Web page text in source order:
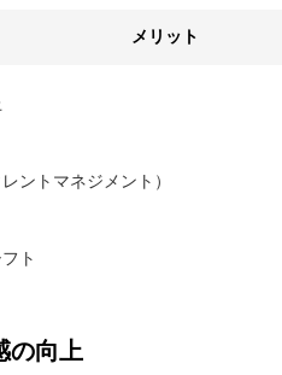
メリット
ントマネジメント）
ト
の向上